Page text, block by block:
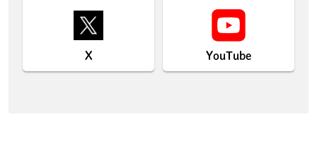
X YouTube